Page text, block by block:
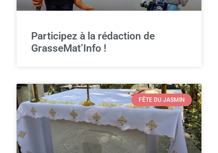
Participez à la rédaction de
GrasseMat’Info !
FÊTE DU JASMIN